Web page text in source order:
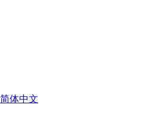
简体中文